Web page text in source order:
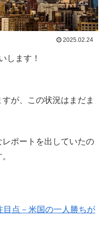
2025.02.24
します！
が、この状況はまだま
ポートを出していたの
目点－米国の一人勝ちが